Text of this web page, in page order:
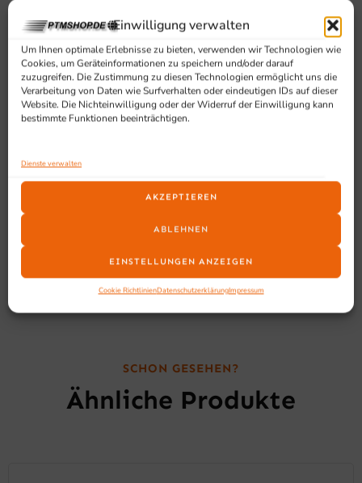
Einwilligung verwalten
Um Ihnen optimale Erlebnisse zu bieten, verwenden wir Technologien wie
Cookies, um Geräteinformationen zu speichern und/oder darauf
zuzugreifen. Die Zustimmung zu diesen Technologien ermöglicht uns die
Verarbeitung von Daten wie Surfverhalten oder eindeutigen IDs auf dieser
Website. Die Nichteinwilligung oder der Widerruf der Einwilligung kann
bestimmte Funktionen beeinträchtigen.
Dienste verwalten
AKZEPTIEREN
ABLEHNEN
EINSTELLUNGEN ANZEIGEN
Cookie RichtlinienDatenschutzerklärungImpressum
Innenmaße BxTxH: 1250x580x1270 mm
Bruttogewicht: 227 kg
Anzahl der Türen: 2
Anzahl Roste: 10x 609×432
Geeignet für
Geeignet für Gastronomie, Lebensmittelhandel und
Betriebe, die ein zuverlässiges Tiefkühlgerät mit
Glastüren, großem Nutzinhalt und klarer Warenübersicht
SCHON GESEHEN?
Ähnliche Produkte